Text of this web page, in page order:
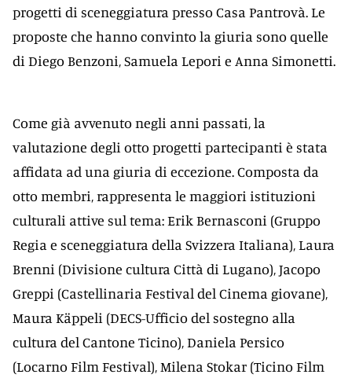
progetti di sceneggiatura presso Casa Pantrovà. Le
proposte che hanno convinto la giuria sono quelle
di Diego Benzoni, Samuela Lepori e Anna Simonetti.
Come già avvenuto negli anni passati, la
valutazione degli otto progetti partecipanti è stata
affidata ad una giuria di eccezione. Composta da
otto membri, rappresenta le maggiori istituzioni
culturali attive sul tema: Erik Bernasconi (Gruppo
Regia e sceneggiatura della Svizzera Italiana), Laura
Brenni (Divisione cultura Città di Lugano), Jacopo
Greppi (Castellinaria Festival del Cinema giovane),
Maura Käppeli (DECS-Ufficio del sostegno alla
cultura del Cantone Ticino), Daniela Persico
(Locarno Film Festival), Milena Stokar (Ticino Film